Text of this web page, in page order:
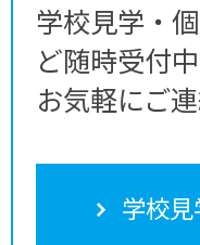
学校見学・
ど随時受付
お気軽にご
学校